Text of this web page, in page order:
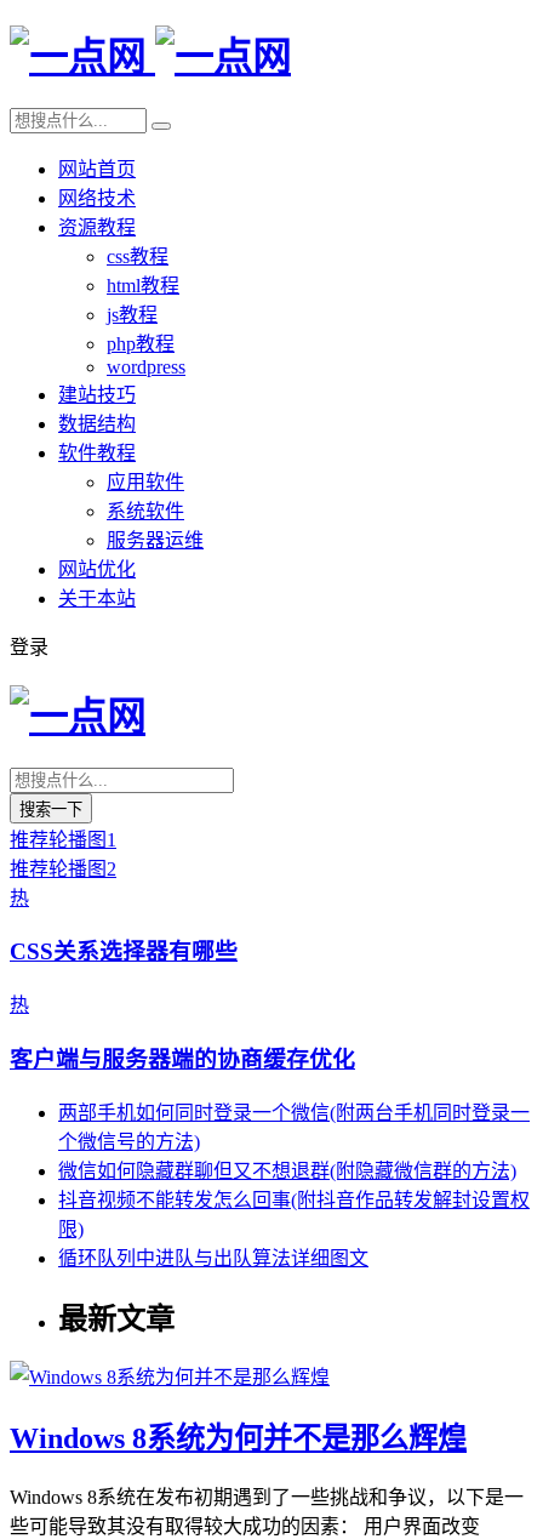
网站首页
网络技术
资源教程
css教程
html教程
js教程
php教程
wordpress
建站技巧
数据结构
软件教程
应用软件
系统软件
服务器运维
网站优化
关于本站
登录
搜索一下
推荐轮播图1
推荐轮播图2
热
CSS关系选择器有哪些
热
客户端与服务器端的协商缓存优化
两部手机如何同时登录一个微信(附两台手机同时登录一
个微信号的方法)
微信如何隐藏群聊但又不想退群(附隐藏微信群的方法)
抖音视频不能转发怎么回事(附抖音作品转发解封设置权
限)
循环队列中进队与出队算法详细图文
最新文章
Windows 8系统为何并不是那么辉煌
Windows 8系统在发布初期遇到了一些挑战和争议，以下是一
些可能导致其没有取得较大成功的因素： 用户界面改变